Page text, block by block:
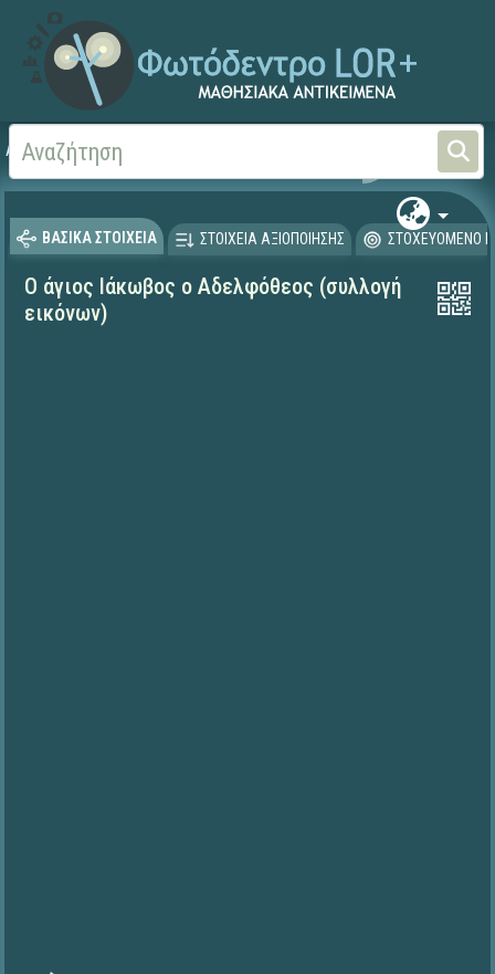
Αρχική
ΒΑΣΙΚΑ ΣΤΟΙΧΕΙΑ ΣΤΟΙΧΕΙΑ ΑΞΙΟΠΟΙΗΣΗΣ ΣΤΟΧΕΥΟΜΕΝΟ
Ο άγιος Ιάκωβος ο Αδελφόθεος (συλλογή
εικόνων)